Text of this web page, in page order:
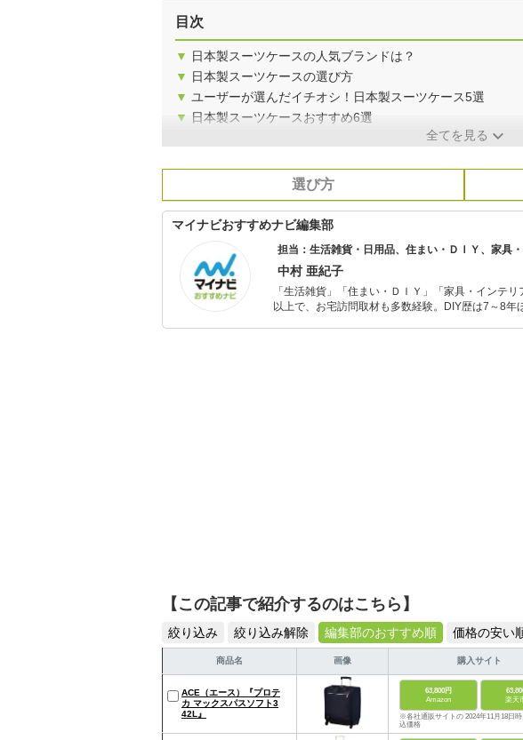
目次
▼ 日本製スーツケースの人気ブランドは？
▼ 日本製スーツケースの選び方
▼ ユーザーが選んだイチオシ！日本製スーツケース5選
▼ 日本製スーツケースおすすめ6選
全てを見る
選び方
マイナビおすすめナビ編集部
担当：生活雑貨・日用品、住まい・ＤＩＹ、家具
中村 亜紀子
「生活雑貨」「住まい・ＤＩＹ」「家具・インテ
以上で、お宅訪問取材も多数経験。DIY歴は7～8
【この記事で紹介するのはこちら】
絞り込み 絞り込み解除 編集部のおすすめ順 価格の安い
商品名 画像 購入サイト
ACE（エース）『プロテ
カ マックスパスソフト3
42L』
63,800円
Amazon
楽天
※各社通販サイトの 2024年11月18日
込価格